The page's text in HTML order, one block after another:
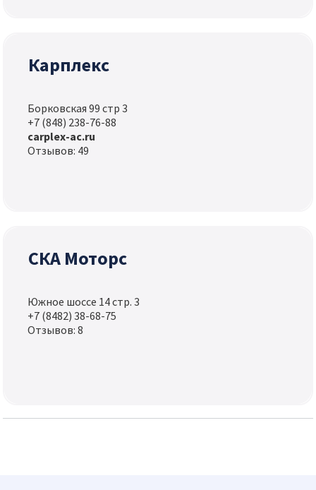
Карплекс
Борковская 99 стр 3
+7 (848) 238-76-88
carplex-ac.ru
Отзывов: 49
СКА Моторс
Южное шоссе 14 стр. 3
+7 (8482) 38-68-75
Отзывов: 8